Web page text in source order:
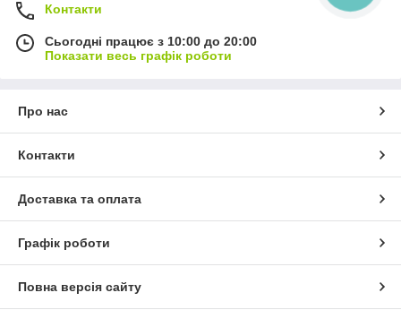
Контакти
Сьогодні працює з 10:00 до 20:00
Показати весь графік роботи
Про нас
Контакти
Доставка та оплата
Графік роботи
Повна версія сайту